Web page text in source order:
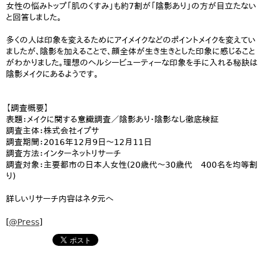
女性の悩みトップ「肌のくすみ」も約7割が「陰影あり」の方が目立たない
と回答しました。
多くの人は印象を変えるためにアイメイクなどのポイントメイクを変えてい
ましたが、陰影を加えることで、顔全体が生き生きとした印象に感じること
がわかりました。理想のヘルシービューティーな印象を手に入れる秘訣は
陰影メイクにあるようです。
【調査概要】
表題：メイクに関する意識調査／陰影あり・陰影なし徹底検証
調査主体：株式会社イプサ
調査期間：2016年12月9日～12月11日
調査方法：インターネットリサーチ
調査対象：主要都市の日本人女性(20歳代～30歳代 400名を均等割
り)
詳しいリサーチ内容はネタ元へ
[@Press]